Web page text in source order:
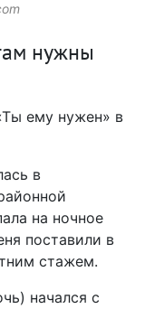
нужны
ему нужен» в
в
на ночное
поставили в
стажем.
начался с